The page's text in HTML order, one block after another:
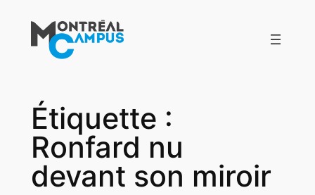
contenu
Étiquette :
Ronfard nu
devant son miroir